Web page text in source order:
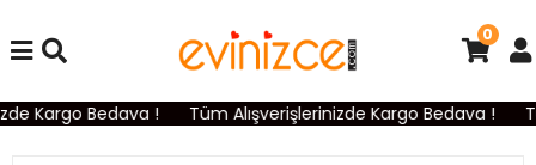
Kargo Bedava ! Tüm Alışverişlerinizde Kargo Bedava !
0